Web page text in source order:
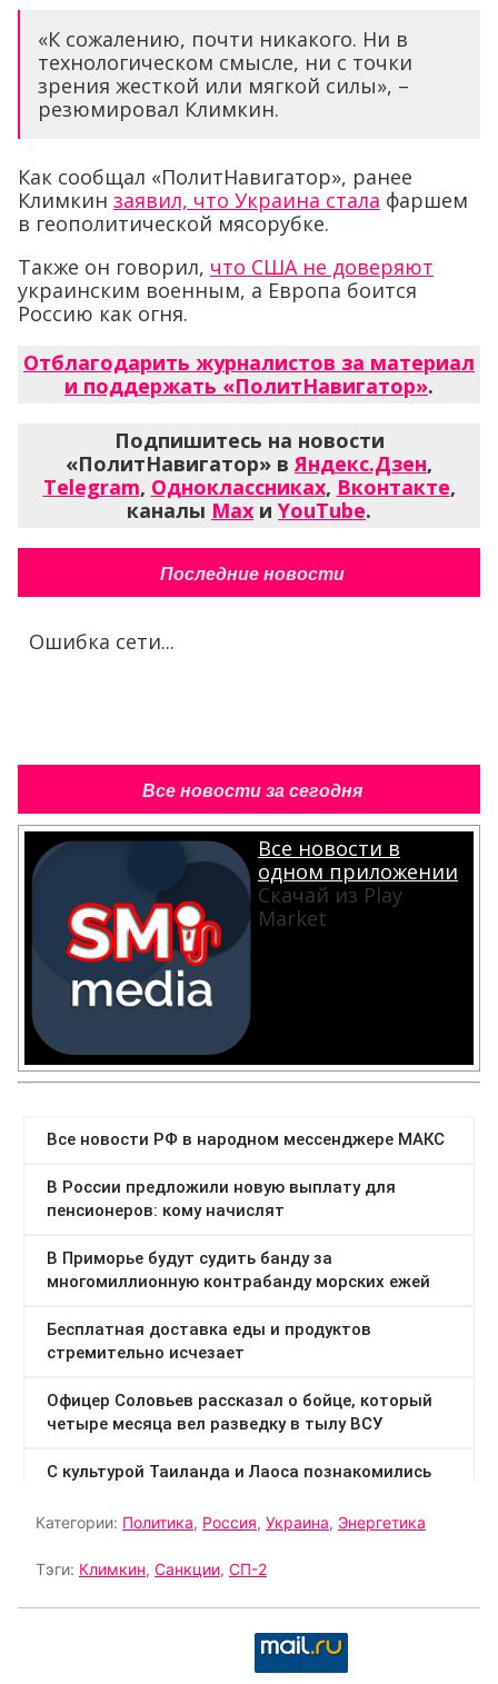
«К сожалению, почти никакого. Ни в
технологическом смысле, ни с точки
зрения жесткой или мягкой силы», –
резюмировал Климкин.
Как сообщал «ПолитНавигатор», ранее
Климкин заявил, что Украина стала фаршем
в геополитической мясорубке.
Также он говорил, что США не доверяют
украинским военным, а Европа боится
Россию как огня.
Отблагодарить журналистов за материал
и поддержать «ПолитНавигатор».
Подпишитесь на новости
«ПолитНавигатор» вЯндекс.Дзен,
Telegram, Одноклассниках, Вконтакте,
каналы Max и YouTube.
Последние новости
Ошибка сети...
Все новости за сегодня
Все новости в
одном приложении
Скачай из Play
Market
Категории: Политика, Россия, Украина, Энергетика
Тэги: Климкин, Санкции, СП-2